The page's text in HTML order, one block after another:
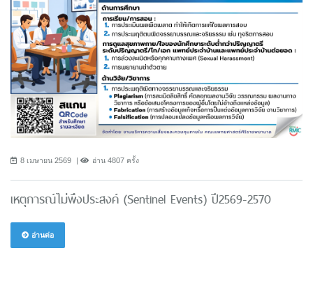
8 เมษายน 2569 อ่าน 4807 ครั้ง
เหตุการณ์ไม่พึงประสงค์ (Sentinel Events) ปี2569-2570
อ่านต่อ